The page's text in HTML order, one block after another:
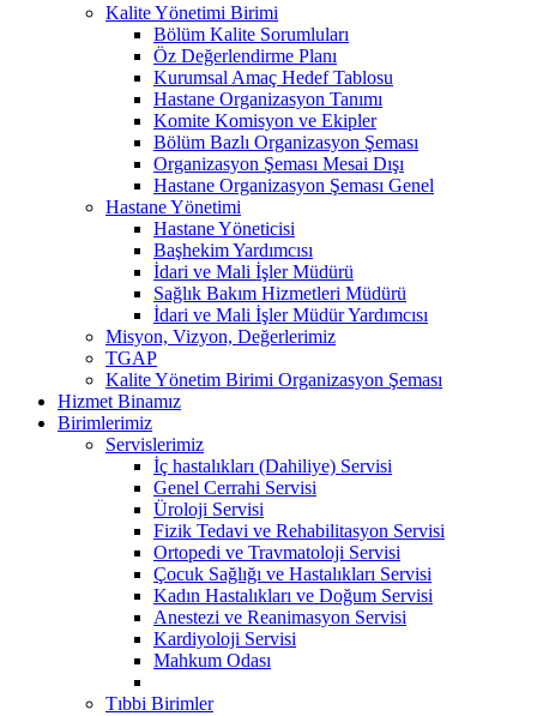
Kalite Yönetimi Birimi
Bölüm Kalite Sorumluları
Öz Değerlendirme Planı
Kurumsal Amaç Hedef Tablosu
Hastane Organizasyon Tanımı
Komite Komisyon ve Ekipler
Bölüm Bazlı Organizasyon Şeması
Organizasyon Şeması Mesai Dışı
Hastane Organizasyon Şeması Genel
Hastane Yönetimi
Hastane Yöneticisi
Başhekim Yardımcısı
İdari ve Mali İşler Müdürü
Sağlık Bakım Hizmetleri Müdürü
İdari ve Mali İşler Müdür Yardımcısı
Misyon, Vizyon, Değerlerimiz
TGAP
Kalite Yönetim Birimi Organizasyon Şeması
Hizmet Binamız
Birimlerimiz
Servislerimiz
İç hastalıkları (Dahiliye) Servisi
Genel Cerrahi Servisi
Üroloji Servisi
Fizik Tedavi ve Rehabilitasyon Servisi
Ortopedi ve Travmatoloji Servisi
Çocuk Sağlığı ve Hastalıkları Servisi
Kadın Hastalıkları ve Doğum Servisi
Anestezi ve Reanimasyon Servisi
Kardiyoloji Servisi
Mahkum Odası
Tıbbi Birimler